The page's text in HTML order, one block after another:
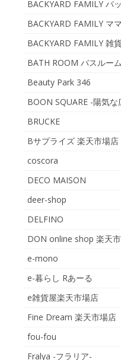
BACKYARD FAMILY バ
BACKYARD FAMILY マ
BACKYARD FAMILY 雑
BATH ROOM バスルーム
Beauty Park 346
BOON SQUARE -陽気な
BRUCKE
Bサプライズ 楽天市場店
coscora
DECO MAISON
deer-shop
DELFINO
DON online shop 楽天
e-mono
e-暮らし Rあーる
e雑貨屋楽天市場店
Fine Dream 楽天市場店
fou-fou
Fralya -フラリア-